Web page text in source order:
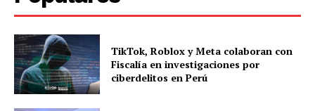
TikTok, Roblox y Meta colaboran con
Fiscalía en investigaciones por
ciberdelitos en Perú